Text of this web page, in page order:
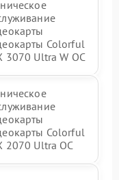
Colorful
3070 Ultra W OC
Colorful
2070 Ultra OC